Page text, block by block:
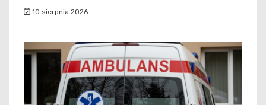
10 sierpnia 2026